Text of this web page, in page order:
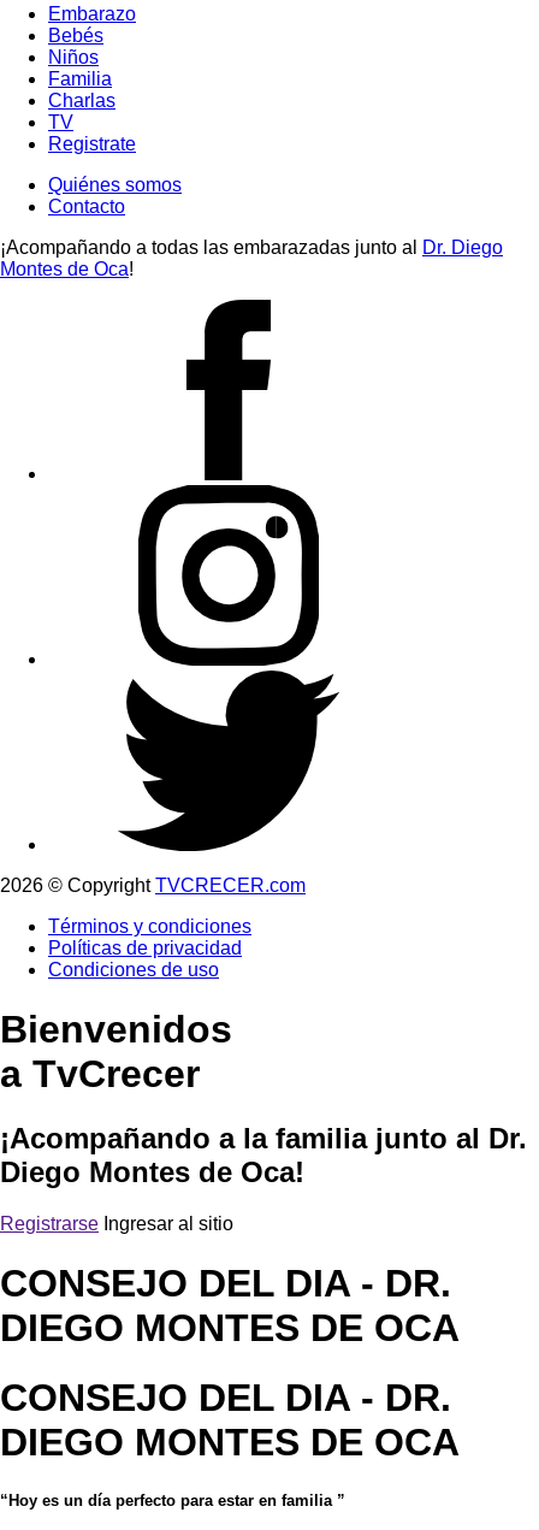
Embarazo
Bebés
Niños
Familia
Charlas
TV
Registrate
Quiénes somos
Contacto
¡Acompañando a todas las embarazadas junto al
Dr. Diego
Montes de Oca!
2026 © CopyrightTVCRECER.com
Términos y condiciones
Políticas de privacidad
Condiciones de uso
Bienvenidos
a TvCrecer
¡Acompañando a la familia junto al Dr.
Diego Montes de Oca!
Registrarse Ingresar al sitio
CONSEJO DEL DIA - DR.
DIEGO MONTES DE OCA
CONSEJO DEL DIA - DR.
DIEGO MONTES DE OCA
“Hoy es un día perfecto para estar en familia ”